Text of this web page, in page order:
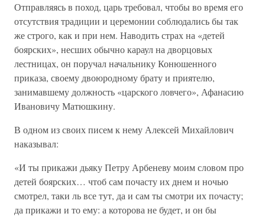
Отправляясь в поход, царь требовал, чтобы во время его
отсутствия традиции и церемонии соблюдались бы так
же строго, как и при нем. Наводить страх на «детей
боярских», несших обычно караул на дворцовых
лестницах, он поручал начальнику Конюшенного
приказа, своему двоюродному брату и приятелю,
занимавшему должность «царского ловчего», Афанасию
Ивановичу Матюшкину.
В одном из своих писем к нему Алексей Михайлович
наказывал:
«И ты прикажи дьяку Петру Арбеневу моим словом про
детей боярских… чтоб сам почасту их днем и ночью
смотрел, таки ль все тут, да и сам ты смотри их почасту;
да прикажи и то ему: а которова не будет, и он бы